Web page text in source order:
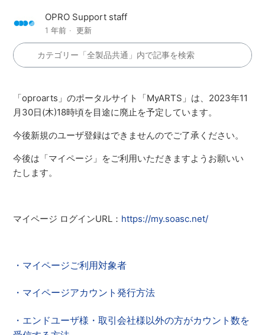
OPRO Support staff
1 年前 更新
「oproarts 」のポータルサイト「MyARTS 」は、2023年11
月30日(木)18時頃を目途に廃止を予定しています。
今後新規のユーザ登録はできませんのでご了承ください。
今後は「マイページ」をご利用いただきますようお願いい
たします。
マイページ ログインURL： https://my.soasc.net/
・マイページご利用対象者
・マイページアカウント発行方法
・エンドユーザ様・取引会社様以外の方がカウント数を